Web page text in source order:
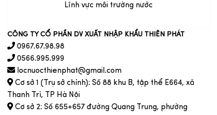
Lĩnh vực môi trường nước
CÔNG TY CỔ PHẦN DV XUẤT NHẬP KHẨU THIÊN PHÁT
0967.67.98.98
0566.995.999
locnuocthienphat@gmail.com
Cơ sở 1 (Trụ sở chính): Số 88 khu B, tập thể E664, xã
Thanh Trì, TP Hà Nội
Cơ sở 2: Số 655+657 đường Quang Trung, phường